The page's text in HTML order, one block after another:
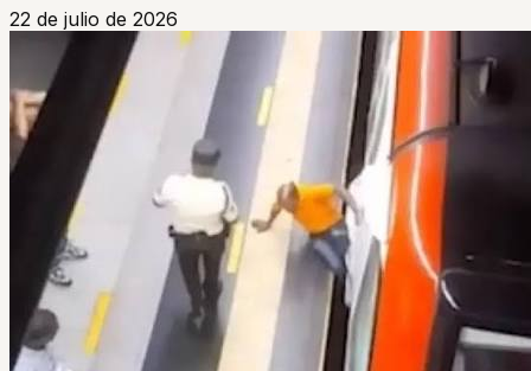
22 de julio de 2026